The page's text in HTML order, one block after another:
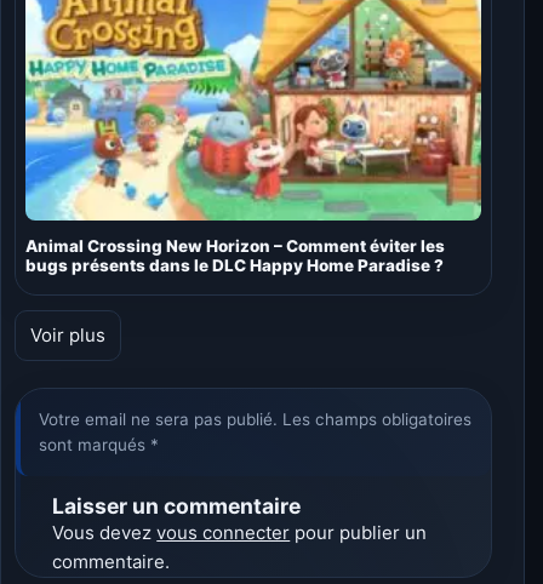
Animal Crossing New Horizon – Comment éviter les
bugs présents dans le DLC Happy Home Paradise ?
Voir plus
Votre email ne sera pas publié. Les champs obligatoires
sont marqués *
Laisser un commentaire
Vous devezvous connecter pour publier un
commentaire.